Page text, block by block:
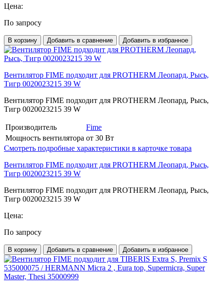
Цена:
По запросу
В корзину Добавить в сравнение Добавить в избранное
Вентилятор FIME подходит для PROTHERM Леопард, Рысь,
Тигр 0020023215 39 W
Вентилятор FIME подходит для PROTHERM Леопард, Рысь,
Тигр 0020023215 39 W
Производитель
Fime
Мощность вентилятора от 30 Вт
Смотреть подробные характеристики в карточке товара
Вентилятор FIME подходит для PROTHERM Леопард, Рысь,
Тигр 0020023215 39 W
Вентилятор FIME подходит для PROTHERM Леопард, Рысь,
Тигр 0020023215 39 W
Цена:
По запросу
В корзину Добавить в сравнение Добавить в избранное